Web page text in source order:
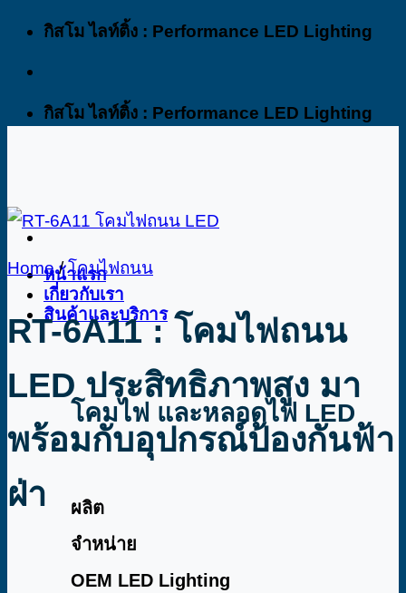
Skip
content
กิสโม ไลท์ติ้ง : Performance LED Lighting
กิสโม ไลท์ติ้ง : Performance LED Lighting
หน้าแรก
เกี่ยวกับเรา
สินค้าและบริการ
โคมไฟ และหลอดไฟ LED
ผลิต
จำหน่าย
OEM LED Lighting
Home / โคมไฟถนน
RT-6A11 : โคมไฟถนน
LED ประสิทธิภาพสูง มา
พร้อมกับอุปกรณ์ป้องกันฟ้า
ฝ่า